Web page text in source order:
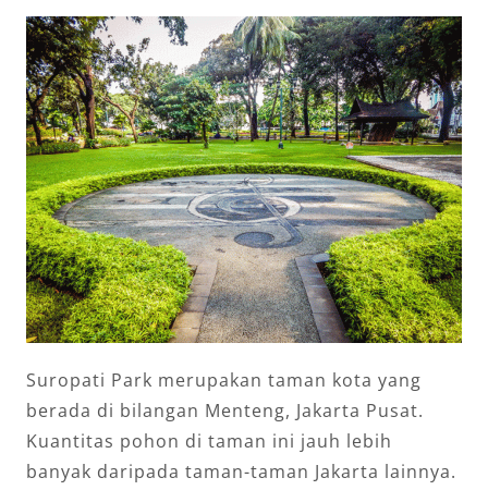
Suropati Park merupakan taman kota yang
berada di bilangan Menteng, Jakarta Pusat.
Kuantitas pohon di taman ini jauh lebih
banyak daripada taman-taman Jakarta lainnya.